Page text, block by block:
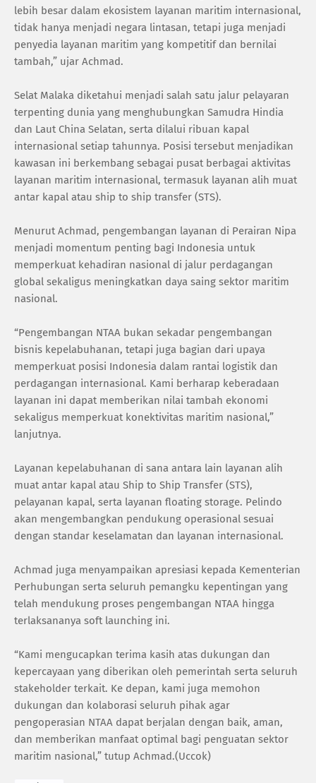
lebih besar dalam ekosistem layanan maritim internasional,
tidak hanya menjadi negara lintasan, tetapi juga menjadi
penyedia layanan maritim yang kompetitif dan bernilai
tambah,” ujar Achmad.
Selat Malaka diketahui menjadi salah satu jalur pelayaran
terpenting dunia yang menghubungkan Samudra Hindia
dan Laut China Selatan, serta dilalui ribuan kapal
internasional setiap tahunnya. Posisi tersebut menjadikan
kawasan ini berkembang sebagai pusat berbagai aktivitas
layanan maritim internasional, termasuk layanan alih muat
antar kapal atau ship to ship transfer (STS).
Menurut Achmad, pengembangan layanan di Perairan Nipa
menjadi momentum penting bagi Indonesia untuk
memperkuat kehadiran nasional di jalur perdagangan
global sekaligus meningkatkan daya saing sektor maritim
nasional.
“Pengembangan NTAA bukan sekadar pengembangan
bisnis kepelabuhanan, tetapi juga bagian dari upaya
memperkuat posisi Indonesia dalam rantai logistik dan
perdagangan internasional. Kami berharap keberadaan
layanan ini dapat memberikan nilai tambah ekonomi
sekaligus memperkuat konektivitas maritim nasional,”
lanjutnya.
Layanan kepelabuhanan di sana antara lain layanan alih
muat antar kapal atau Ship to Ship Transfer (STS),
pelayanan kapal, serta layanan floating storage. Pelindo
akan mengembangkan pendukung operasional sesuai
dengan standar keselamatan dan layanan internasional.
Achmad juga menyampaikan apresiasi kepada Kementerian
Perhubungan serta seluruh pemangku kepentingan yang
telah mendukung proses pengembangan NTAA hingga
terlaksananya soft launching ini.
“Kami mengucapkan terima kasih atas dukungan dan
kepercayaan yang diberikan oleh pemerintah serta seluruh
stakeholder terkait. Ke depan, kami juga memohon
dukungan dan kolaborasi seluruh pihak agar
pengoperasian NTAA dapat berjalan dengan baik, aman,
dan memberikan manfaat optimal bagi penguatan sektor
maritim nasional,” tutup Achmad.(Uccok)